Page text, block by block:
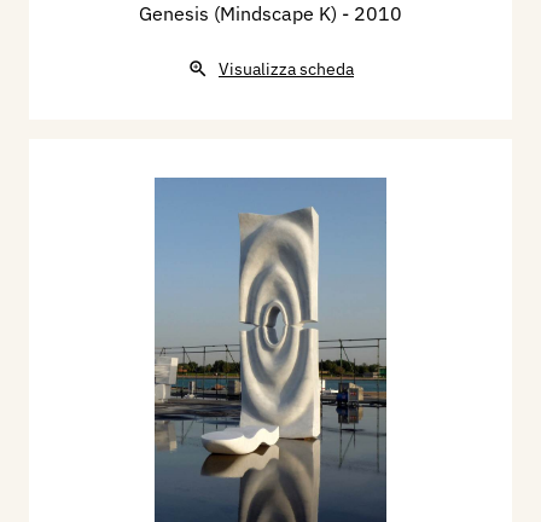
Genesis (Mindscape K) - 2010
Visualizza scheda